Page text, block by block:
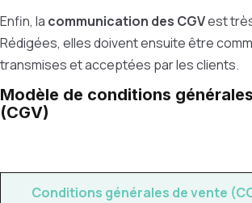
Enfin, la communication des CGVest
Rédigées, elles doivent ensuite être
transmises et acceptées par les clients.
Modèle de conditions
(CGV)
Conditions générales de vente